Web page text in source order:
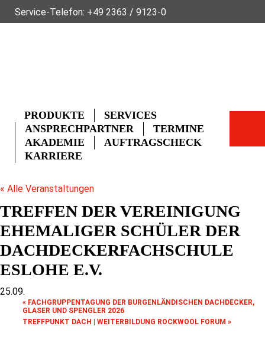
Service-Telefon: +49 2363 / 9123-0
PRODUKTE
SERVICES
ANSPRECHPARTNER
TERMINE
AKADEMIE
AUFTRAGSCHECK
KARRIERE
« Alle Veranstaltungen
TREFFEN DER VEREINIGUNG
EHEMALIGER SCHÜLER DER
DACHDECKERFACHSCHULE
ESLOHE E.V.
25.09.
« FACHGRUPPENTAGUNG DER BURGENLÄNDISCHEN DACHDECKER,
GLASER UND SPENGLER 2026
TREFFPUNKT DACH | WEITERBILDUNG ROCKWOOL FORUM »